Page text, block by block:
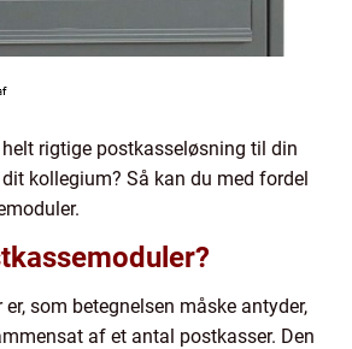
rigtige postkasseløsning til din
kollegium? Så kan du med fordel
som betegnelsen måske antyder,
af et antal postkasser. Den